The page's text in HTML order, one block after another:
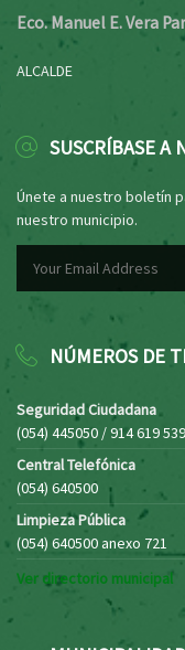
Eco. Manuel E. Vera
ALCALDE
SUSCRÍBASE A
Únete a nuestro boletín
nuestro municipio.
NÚMEROS DE
Seguridad Ciudadana
(054) 445050 / 914 619
Central Telefónica
(054) 640500
Limpieza Pública
(054) 640500 anexo 721
Ver directorio municipal